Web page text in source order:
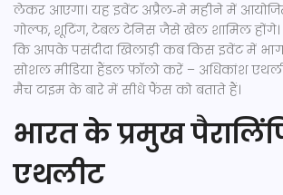
लेकर आएगा। यह इवेंट अप्रैल‑मे महीने में
गोल्फ, शूटिंग, टेबल टेनिस जैसे खेल शामिल होंगे।
कि आपके पसंदीदा खिलाड़ी कब किस इवेंट में
सोशल मीडिया हैंडल फ़ॉलो करें – अधिकांश
मैच टाइम के बारे में सीधे फैंस को बताते हैं।
भारत के प्रमुख
एथलीट